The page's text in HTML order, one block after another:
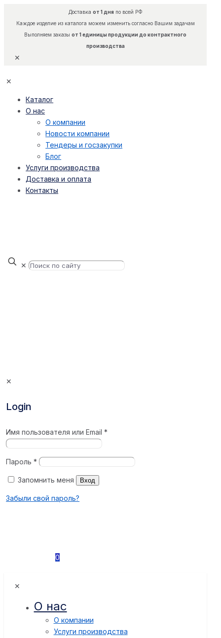
Доставка от 1 дняпо всей РФ
Каждое изделие из каталога можем изменить согласно Вашим задачам
Выполняем заказы от 1 единицы продукции до контрактного
производства
✕
✕
Каталог
О нас
О компании
Новости компании
Тендеры и госзакупки
Блог
Услуги производства
Доставка и оплата
Контакты
✕
✕
Login
Имя пользователя или Email*
Пароль*
Запомнить меня Вход
Забыли свой пароль?
0
✕
О нас
О компании
Услуги производства